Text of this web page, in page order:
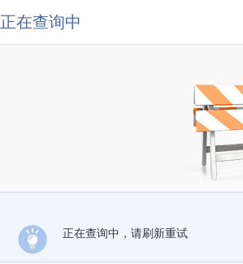
正在查询中
正在查询中，请刷新重试